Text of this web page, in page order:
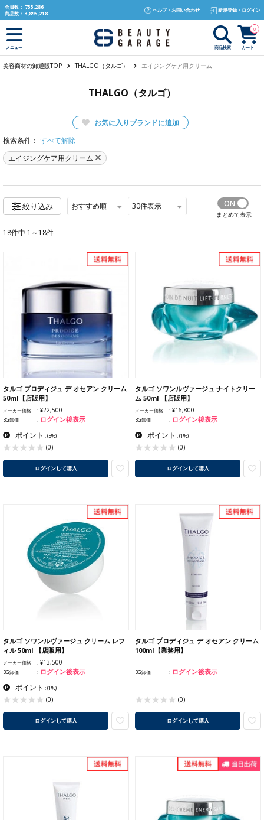
text.skipToContent
text.skipToNavigation
会員数： 755,286
商品数： 3,895,218
ヘルプ・お問い合わせ 新規登録・ログイン
メニュー 商品検索 カート
0
美容商材の卸通販TOP THALGO（タルゴ） エイジングケア用クリーム
THALGO（タルゴ）
お気に入りブランドに追加
検索条件： すべて解除
エイジングケア用クリーム
絞り込み おすすめ順 30件表示
まとめて表示
18件中 1～18件
タルゴ プロディジュ デ オセアン クリーム
50ml【店販用】
メーカー価格 ¥22,500
BG卸価 ログイン後表示
ポイント :(5%)
(0)
ログインして購入
タルゴ ソワンルヴァージュ ナイトクリー
ム 50ml 【店販用】
メーカー価格 ¥16,800
BG卸価 ログイン後表示
ポイント :(1%)
(0)
ログインして購入
タルゴ ソワンルヴァージュ クリーム レフ
ィル 50ml 【店販用】
メーカー価格 ¥13,500
BG卸価 ログイン後表示
ポイント :(1%)
(0)
ログインして購入
タルゴ プロディジュ デ オセアン クリーム
100ml【業務用】
BG卸価 ログイン後表示
(0)
ログインして購入